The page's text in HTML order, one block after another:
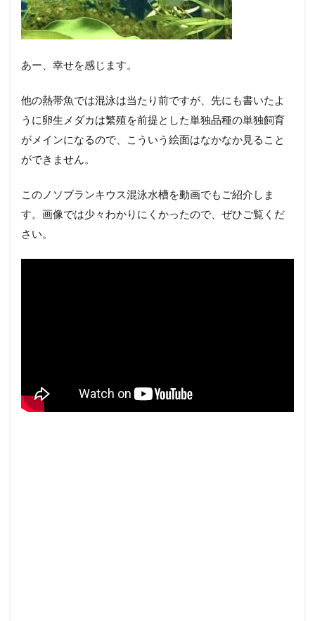
あー、幸せを感じます。
他の熱帯魚では混泳は当たり前ですが、先にも書いたよ
うに卵生メダカは繁殖を前提とした単独品種の単独飼育
がメインになるので、こういう絵面はなかなか見ること
ができません。
このノソブランキウス混泳水槽を動画でもご紹介しま
す。画像では少々わかりにくかったので、ぜひご覧くだ
さい。